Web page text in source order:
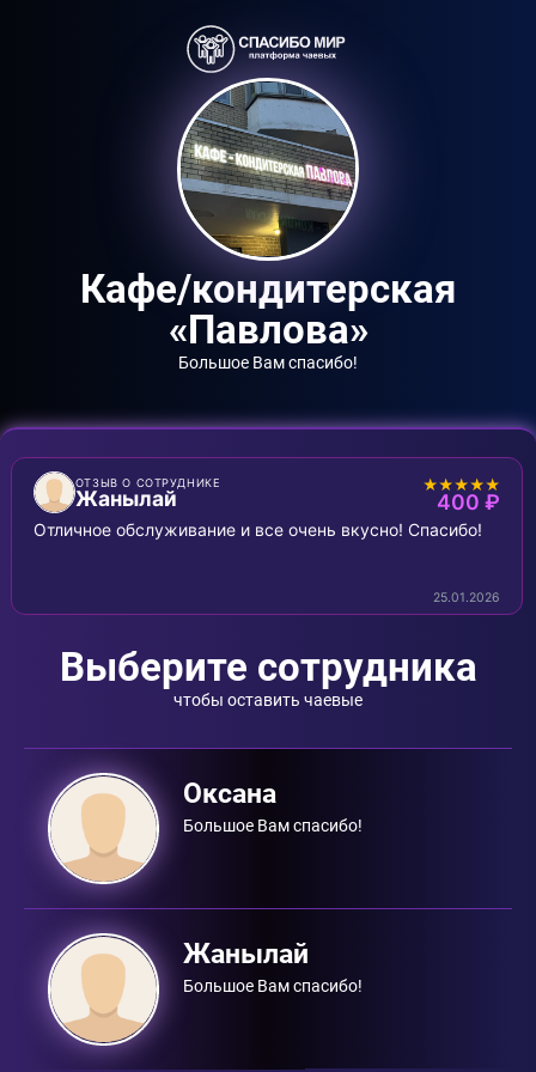
Кафе/кондитерская
«Павлова»
Большое Вам спасибо!
ОТЗЫВ О СОТРУДНИКЕ
Жанылай
★★★★★
400 ₽
Отличное обслуживание и все очень вкусно! Спасибо!
25.01.2026
Выберите сотрудника
чтобы оставить чаевые
Оксана
Большое Вам спасибо!
Жанылай
Большое Вам спасибо!